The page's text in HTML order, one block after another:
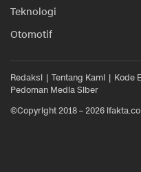
Teknologi
Otomotif
Redaksi Tentang Kami Kode
Pedoman Media Siber
©Copyright 2018 – 2026